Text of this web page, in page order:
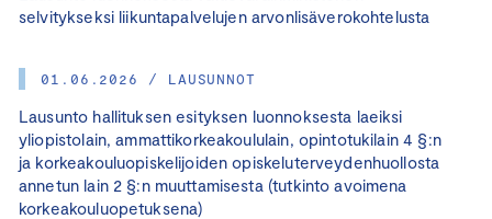
selvitykseksi liikuntapalvelujen arvonlisäverokohtelusta
01.06.2026 / LAUSUNNOT
Lausunto hallituksen esityksen luonnoksesta laeiksi
yliopistolain, ammattikorkeakoululain, opintotukilain 4 §:n
ja korkeakouluopiskelijoiden opiskeluterveydenhuollosta
annetun lain 2 §:n muuttamisesta (tutkinto avoimena
korkeakouluopetuksena)